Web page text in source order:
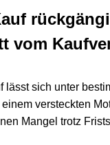
sich unter
versteckten
Mangel trotz